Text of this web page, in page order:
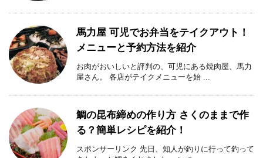
馬力屋 可児でお弁当をテイクアウト！
メニューと予約方法を紹介
お肉がおいしいと評判の、可児にある焼肉屋、馬力
屋さん。 各店がテイクメニューを始 ...
鯛の昆布締めの作り方 さくのままで作
る？簡単レシピを紹介！
スポンサーリンク 先日、知人が釣りに行って釣って